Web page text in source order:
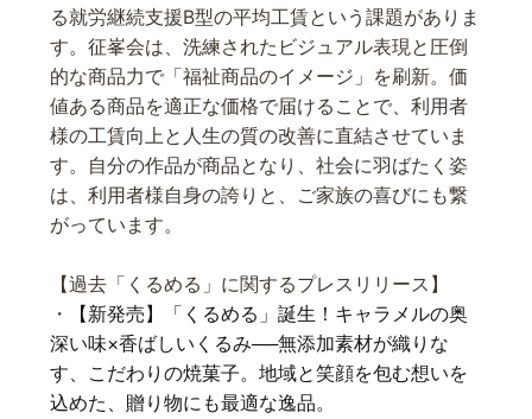
る就労継続支援B型の平均工賃という課題がありま
す。征峯会は、洗練されたビジュアル表現と圧倒
的な商品力で「福祉商品のイメージ」を刷新。価
値ある商品を適正な価格で届けることで、利用者
様の工賃向上と人生の質の改善に直結させていま
す。自分の作品が商品となり、社会に羽ばたく姿
は、利用者様自身の誇りと、ご家族の喜びにも繋
がっています。
【過去「くるめる」に関するプレスリリース】
・
【新発売】「くるめる」誕生！キャラメルの奥
深い味×香ばしいくるみ──無添加素材が織りな
す、こだわりの焼菓子。地域と笑顔を包む想いを
込めた、贈り物にも最適な逸品。